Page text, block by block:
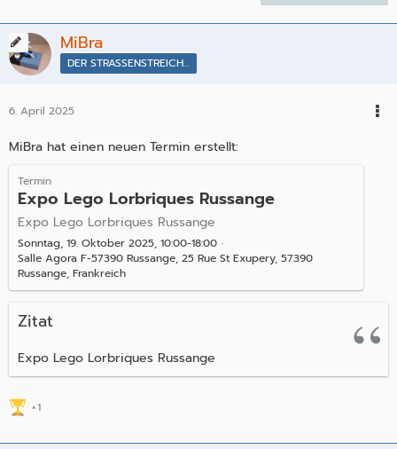
MiBra
DER STRASSENSTREICHER
6. April 2025
MiBra hat einen neuen Termin erstellt:
Termin
Expo Lego Lorbriques Russange
Expo Lego Lorbriques Russange
Sonntag, 19. Oktober 2025, 10:00-18:00
Salle Agora F-57390 Russange, 25 Rue St Exupery, 57390
Russange, Frankreich
Zitat
Expo Lego Lorbriques Russange
1